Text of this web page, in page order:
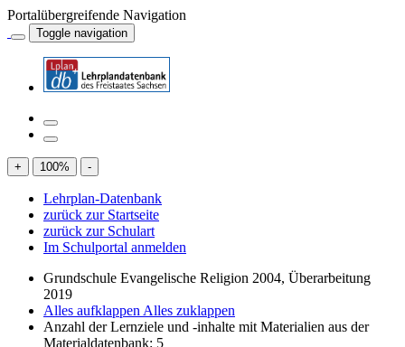
Portalübergreifende Navigation
Toggle navigation
+ 100% -
Lehrplan-Datenbank
zurück zur Startseite
zurück zur Schulart
Im Schulportal anmelden
Grundschule Evangelische Religion 2004, Überarbeitung
2019
Alles aufklappen Alles zuklappen
Anzahl der Lernziele und -inhalte mit Materialien aus der
Materialdatenbank: 5